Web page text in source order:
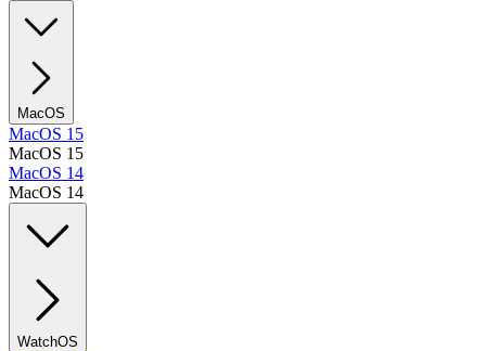
MacOS
MacOS 15
MacOS 15
MacOS 14
MacOS 14
WatchOS